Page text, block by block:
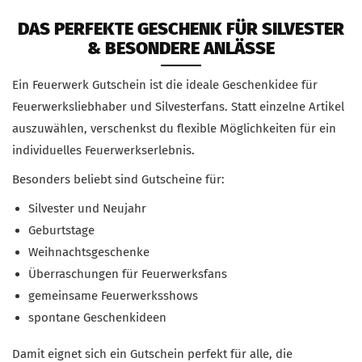
DAS PERFEKTE GESCHENK FÜR SILVESTER
& BESONDERE ANLÄSSE
Ein Feuerwerk Gutschein ist die ideale Geschenkidee für
Feuerwerksliebhaber und Silvesterfans. Statt einzelne Artikel
auszuwählen, verschenkst du flexible Möglichkeiten für ein
individuelles Feuerwerkserlebnis.
Besonders beliebt sind Gutscheine für:
Silvester und Neujahr
Geburtstage
Weihnachtsgeschenke
Überraschungen für Feuerwerksfans
gemeinsame Feuerwerksshows
spontane Geschenkideen
Damit eignet sich ein Gutschein perfekt für alle, die